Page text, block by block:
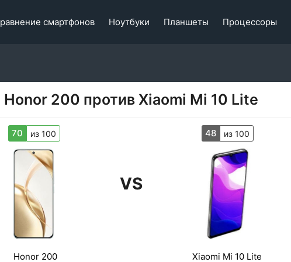
смартфонов Ноутбуки Планшеты Процессоры
Honor 200 против Xiaomi Mi 10 Lite
70 из 100
VS
48 из 100
Honor 200 Xiaomi Mi 10 Lite